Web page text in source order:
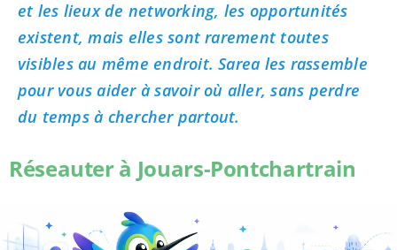
et les lieux de networking, les opportunités
existent, mais elles sont rarement toutes
visibles au même endroit. Sarea les rassemble
pour vous aider à savoir où aller, sans perdre
du temps à chercher partout.
Réseauter à Jouars-Pontchartrain